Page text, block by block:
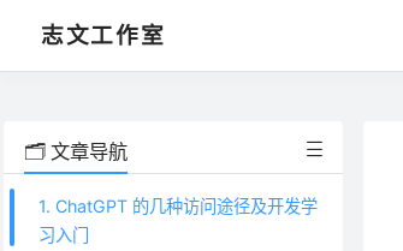
志文工作室
🗂️ 文章导航
1. ChatGPT 的几种访问途径及开发学
习入门